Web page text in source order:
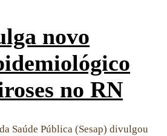
novo
no RN
Saúde Pública (Sesap) divulgou